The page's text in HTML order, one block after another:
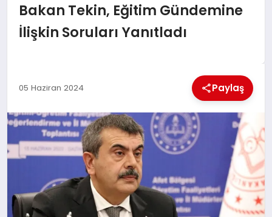
GUNCEL
SPOR & FITNESS
BESLENME
EĞITIM
EKONOMI
Bakan Tekin, Eğitim Gündemine
İlişkin Soruları Yanıtladı
05 Haziran 2024 Paylaş